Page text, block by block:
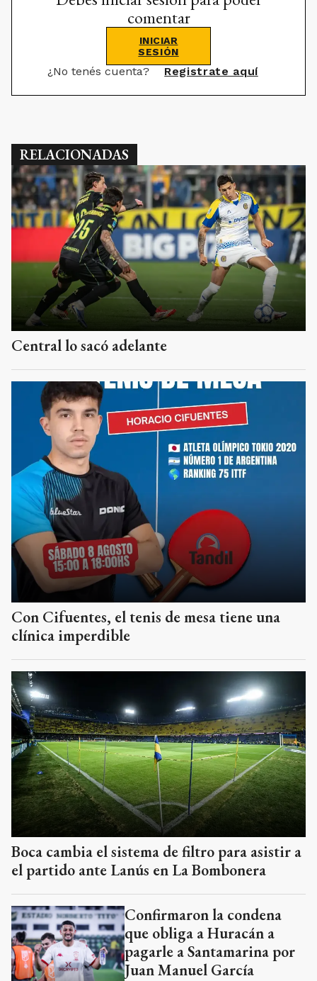
comentar
INICIAR
SESIÓN
¿No tenés cuenta? Registrate aquí
RELACIONADAS
Central lo sacó adelante
Con Cifuentes, el tenis de mesa tiene una
clínica imperdible
Boca cambia el sistema de filtro para asistir a
el partido ante Lanús en La Bombonera
Confirmaron la condena
que obliga a Huracán a
pagarle a Santamarina por
Juan Manuel García